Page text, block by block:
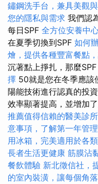
鏽鋼洗手台，兼具美觀
您的隱私與需求 我們認
每日SPF 全方位安養中
在夏季切換到SPF 如何
燴，提供各種豐富餐點
沉著點上掙扎，那麼SPF
擇 50就是您在冬季應該
陽能技術進行認真的投資
效率顯著提高，並增加
推薦值得信賴的醫美診
意事項，了解第一年管
用冰箱，完美適用於各
長者生活更健康 筋膜沾
餐飲體驗 新北徵信社，
的室內裝潢，讓每個角